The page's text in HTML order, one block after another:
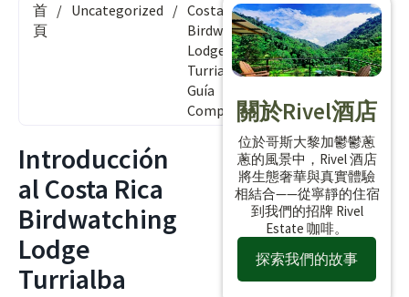
首
頁
/ Uncategorized / Costa Rica
Birdwatching
Lodge
Turrialba:
Guía
Completa
Introducción
al Costa Rica
Birdwatching
Lodge
Turrialba
關於Rivel酒店
位於哥斯大黎加鬱鬱蔥
蔥的風景中，Rivel 酒店
將生態奢華與真實體驗
相結合——從寧靜的住宿
到我們的招牌 Rivel
Estate 咖啡。
探索我們的故事